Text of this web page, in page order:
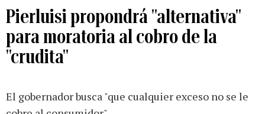
Pierluisi propondrá "alternativa"
para moratoria al cobro de la
"crudita"
El gobernador busca "que cualquier exceso no se le